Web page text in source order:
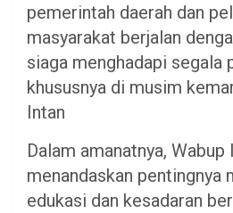
pemerintah daerah dan
masyarakat berjalan
siaga menghadapi segala
khususnya di musim
Intan
Dalam amanatnya, Wabup
menandaskan pentingnya
edukasi dan kesadaran